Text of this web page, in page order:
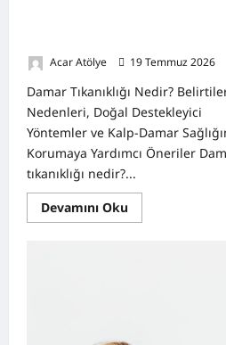
Acar Atölye
19 Temmuz 2026
Damar Tıkanıklığı Nedir?
Nedenleri, Doğal Destekleyici
Yöntemler ve Kalp-Damar
Korumaya Yardımcı Öneriler
tıkanıklığı nedir?...
Devamını Oku
more